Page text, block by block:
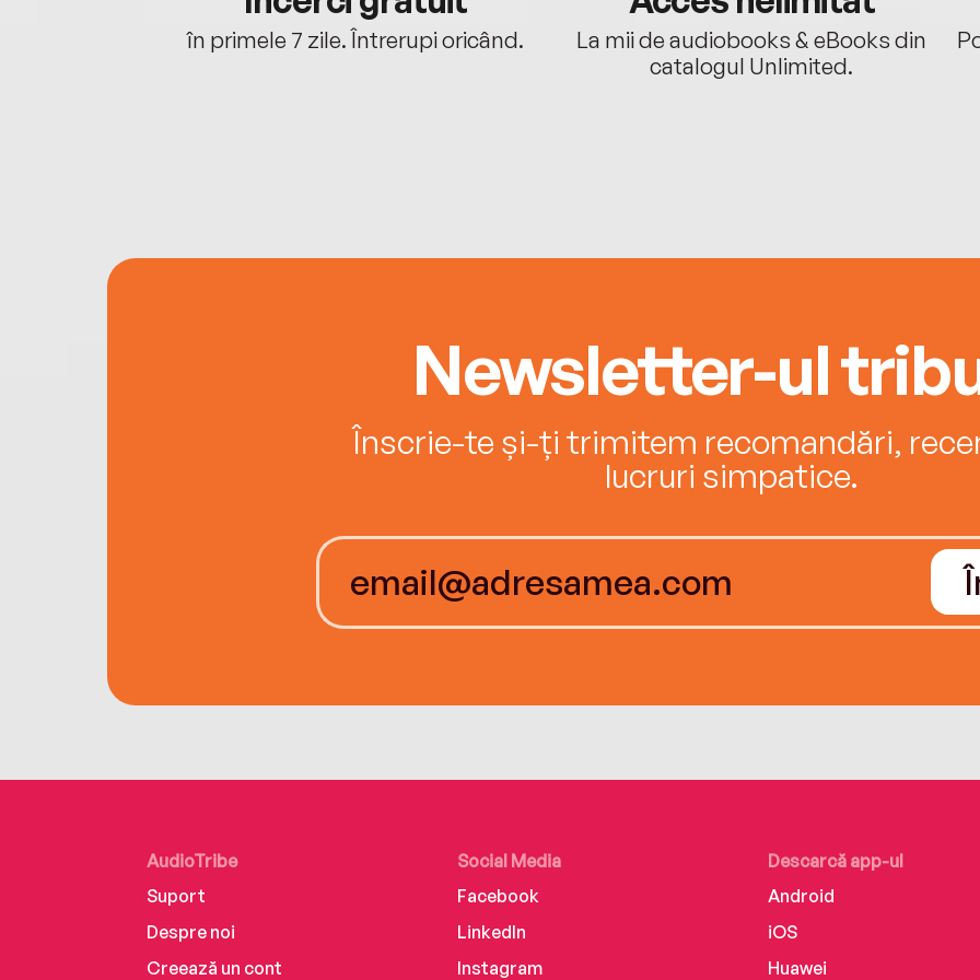
în primele 7 zile. Întrerupi oricând.
La mii de audiobooks & eBooks din
catalogul Unlimited.
Newsletter-ul
Înscrie-te și-ți trimitem recomandări,
lucruri simpatice.
AudioTribe
Suport
Despre noi
Creează un cont
Social Media
Facebook
LinkedIn
Instagram
Descarcă app-ul
Android
iOS
Huawei